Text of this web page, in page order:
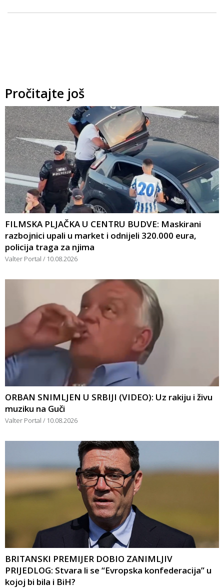
Pročitajte još
FILMSKA PLJAČKA U CENTRU BUDVE: Maskirani
razbojnici upali u market i odnijeli 320.000 eura,
policija traga za njima
Valter Portal 10.08.2026
ORBAN SNIMLJEN U SRBIJI (VIDEO): Uz rakiju i živu
muziku na Guči
Valter Portal 10.08.2026
BRITANSKI PREMIJER DOBIO ZANIMLJIV
PRIJEDLOG: Stvara li se “Evropska konfederacija” u
kojoj bi bila i BiH?